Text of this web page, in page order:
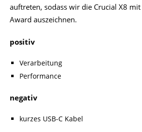
auftreten, sodass wir die Crucial X8
Award auszeichnen.
positiv
Verarbeitung
Performance
negativ
kurzes USB-C Kabel